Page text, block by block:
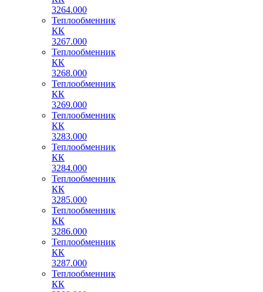
3264.000
Теплообменник
КК
3267.000
Теплообменник
КК
3268.000
Теплообменник
КК
3269.000
Теплообменник
КК
3283.000
Теплообменник
КК
3284.000
Теплообменник
КК
3285.000
Теплообменник
КК
3286.000
Теплообменник
КК
3287.000
Теплообменник
КК